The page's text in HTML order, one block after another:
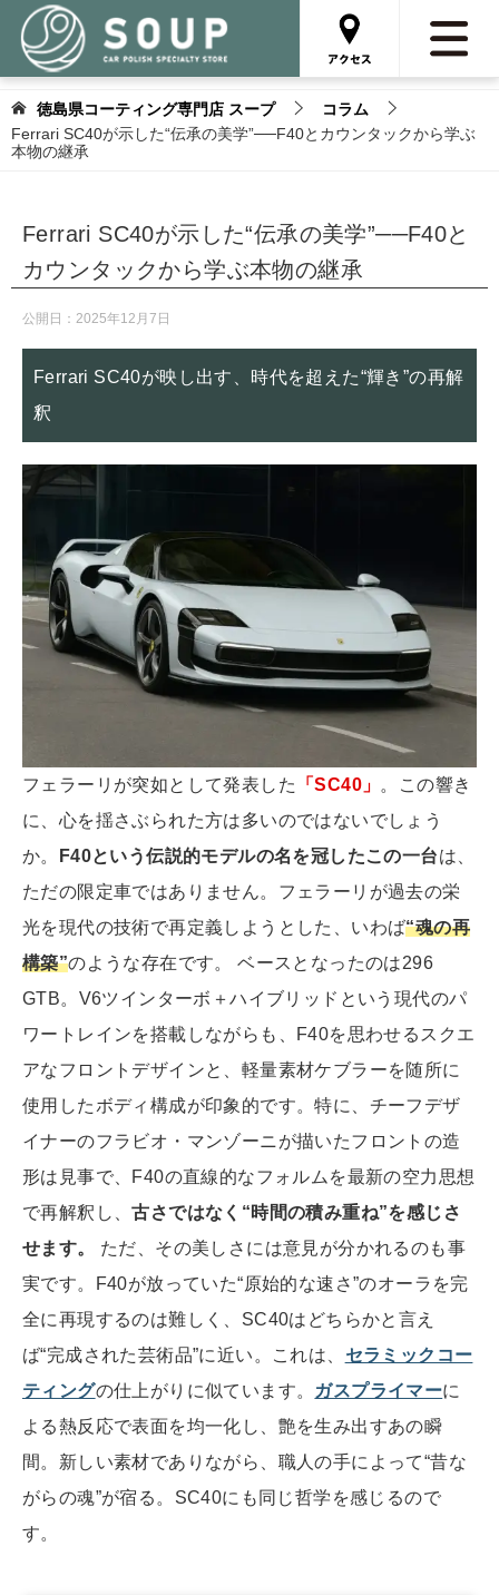
徳島県コーティング専門店 スープ
コラム
Ferrari SC40が示した“伝承の美学”──F40とカウンタックから学ぶ
本物の継承
Ferrari SC40が示した“伝承の美学”──F40と
カウンタックから学ぶ本物の継承
公開日： 2025年12月7日
Ferrari SC40が映し出す、時代を超えた“輝き”の再解
釈
フェラーリが突如として発表した 「SC40」 。この響き
に、心を揺さぶられた方は多いのではないでしょう
か。
F40という伝説的モデルの名を冠したこの一台は、
ただの限定車ではありません。フェラーリが過去の栄
光を現代の技術で再定義しようとした、いわば“魂の再
構築”のような存在です。 ベースとなったのは296
GTB。V6ツインターボ＋ハイブリッドという現代のパ
ワートレインを搭載しながらも、F40を思わせるスクエ
アなフロントデザインと、軽量素材ケブラーを随所に
使用したボディ構成が印象的です。特に、チーフデザ
イナーのフラビオ・マンゾーニが描いたフロントの造
形は見事で、F40の直線的なフォルムを最新の空力思想
で再解釈し、古さではなく“時間の積み重ね”を感じさ
せます。
ただ、その美しさには意見が分かれるのも事
実です。F40が放っていた“原始的な速さ”のオーラを完
全に再現するのは難しく、SC40はどちらかと言え
ば“完成された芸術品”に近い。これは、 セラミックコー
ティングの仕上がりに似ています。 ガスプライマーに
よる熱反応で表面を均一化し、艶を生み出すあの瞬
間。新しい素材でありながら、職人の手によって“昔な
がらの魂”が宿る。SC40にも同じ哲学を感じるので
す。